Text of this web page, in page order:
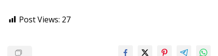
Post Views: 27